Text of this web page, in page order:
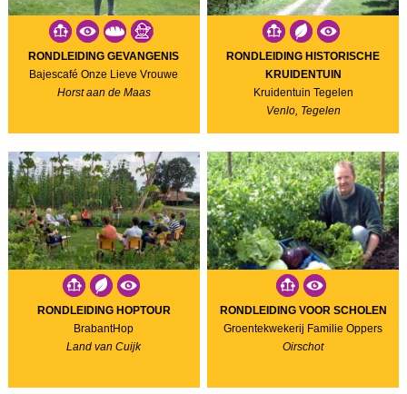
RONDLEIDING GEVANGENIS
Bajescafé Onze Lieve Vrouwe
Horst aan de Maas
RONDLEIDING HISTORISCHE
KRUIDENTUIN
Kruidentuin Tegelen
Venlo, Tegelen
RONDLEIDING HOPTOUR
BrabantHop
Land van Cuijk
RONDLEIDING VOOR SCHOLEN
Groentekwekerij Familie Oppers
Oirschot